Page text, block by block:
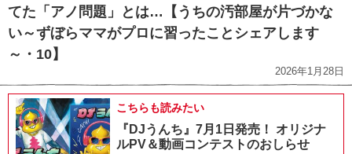
てた「アノ問題」とは…【うちの汚部屋が片づかな
い～ずぼらママがプロに習ったことシェアします
～・10】
2026年1月28日
こちらも読みたい
『DJうんち』7月1日発売！ オリジナ
ルPV＆動画コンテストのおしらせ